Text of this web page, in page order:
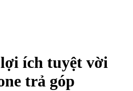
ích tuyệt vời
trả góp